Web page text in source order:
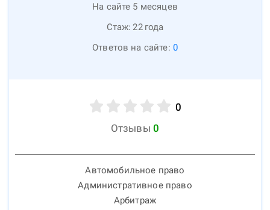
На сайте 5 месяцев
Стаж: 22 года
Ответов на сайте: 0
0
Отзывы 0
Автомобильное право
Административное право
Арбитраж